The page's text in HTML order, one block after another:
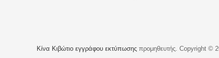
Κίνα Κιβώτιο εγγράφου εκτύπωσηςπρομηθευτής. Copyright ©